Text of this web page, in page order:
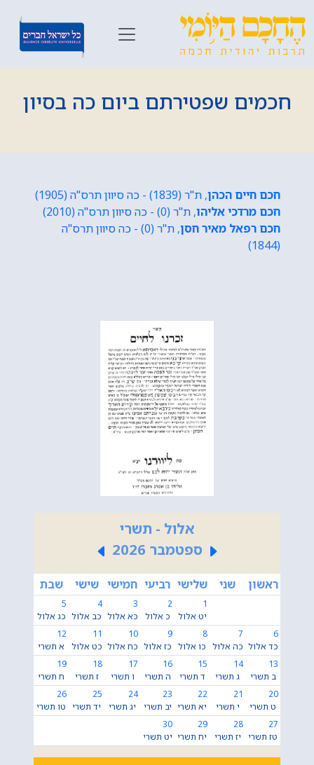
חכמים שפטירתם ביום כה בסיון
חכם חיים הכהן, ת"ר (1839) - כה סיוון תרס"ה (1905)
חכם מרדכי אליהו, ת"ר (0) - כה סיוון תרס"ה (2010)
חכם רפאל מאיר חסן
, ת"ר (0) - כה סיוון תרס"ה
(1844)
אלול - תשרי
ספטמבר 2026
ראשון שני שלישי רביעי חמישי שישי שבת
1
יט אלול
2
כ אלול
3
כא אלול
4
כב אלול
5
כג אלול
6
כד אלול
7
כה אלול
8
כו אלול
9
כז אלול
10
כח אלול
11
כט אלול
12
א תשרי
13
ב תשרי
14
ג תשרי
15
ד תשרי
16
ה תשרי
17
ו תשרי
18
ז תשרי
19
ח תשרי
20
ט תשרי
21
י תשרי
22
יא תשרי
23
יב תשרי
24
יג תשרי
25
יד תשרי
26
טו תשרי
27
טז תשרי
28
יז תשרי
29
יח תשרי
30
יט תשרי